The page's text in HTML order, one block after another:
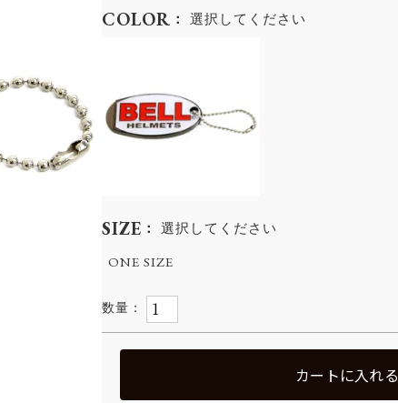
SIZE 選択してください
ONE SIZE
COLOR 選択してください
カートに入れる